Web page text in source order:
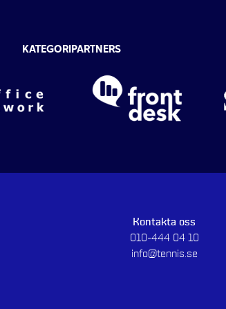
KATEGORIPARTNERS
Kontakta oss
010-444 04 10
info@tennis.se